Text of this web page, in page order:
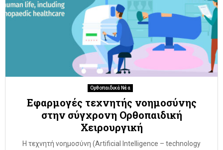
Ορθοπαιδικά Νέα
Εφαρμογές τεχνητής νοημοσύνης
στην σύγχρονη Ορθοπαιδική
Χειρουργική
Η τεχνητή νοημοσύνη (Artificial Intelligence – technology